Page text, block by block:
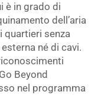
è in grado di
dell’aria
quartieri senza
né di cavi.
Beyond
nel programma